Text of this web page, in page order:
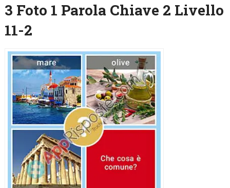
3 Foto 1 Parola Chiave 2 Livello
11-2